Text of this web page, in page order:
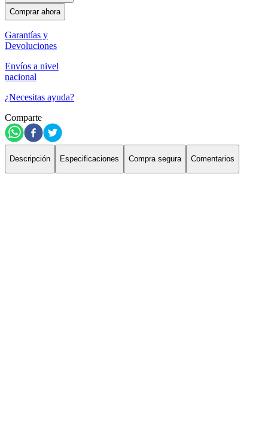
Comprar ahora
Garantías y
Devoluciones
Envíos a nivel
nacional
¿Necesitas ayuda?
Comparte
Descripción Especificaciones Compra segura Comentarios